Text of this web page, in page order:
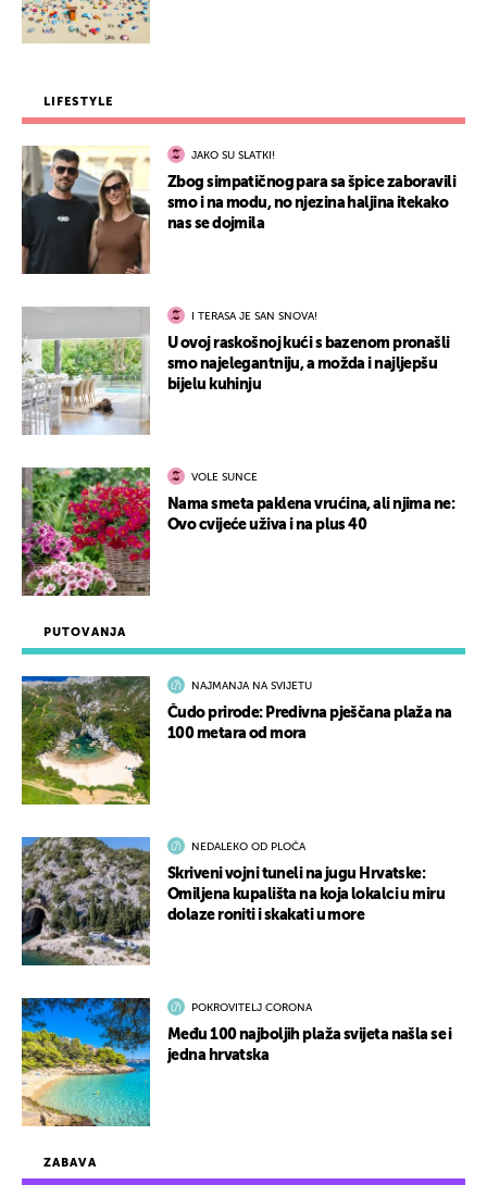
ZABAVA
PUTOVANJA
NAJMANJA NA SVIJETU
Čudo prirode: Predivna pješčana plaža na
100 metara od mora
NEDALEKO OD PLOČA
Skriveni vojni tuneli na jugu Hrvatske:
Omiljena kupališta na koja lokalci u miru
dolaze roniti i skakati u more
POKROVITELJ CORONA
Među 100 najboljih plaža svijeta našla se i
jedna hrvatska
LIFESTYLE
JAKO SU SLATKI!
Zbog simpatičnog para sa špice zaboravili
smo i na modu, no njezina haljina itekako
nas se dojmila
I TERASA JE SAN SNOVA!
U ovoj raskošnoj kući s bazenom pronašli
smo najelegantniju, a možda i najljepšu
bijelu kuhinju
VOLE SUNCE
Nama smeta paklena vrućina, ali njima ne:
Ovo cvijeće uživa i na plus 40